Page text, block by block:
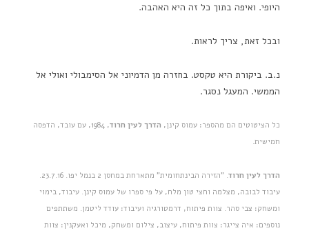
היופי. ואיפה בתוך כל זה היא האהבה.
ובכל זאת, צריך לראות.
נ.ב. ביקורת היא טקסט. בחזרה מן הדמיוני אל הסימבולי ואולי אל
הממשי. המעגל נסגר.
כל הציטוטים הם מהספר: עמוס קינן, הדרך לעין חרוד
, 1984, עם עובד, הדפסה
חמישית.
הדרך לעין חרוד
. "הזירה הבינתחומית" מתארחת במחסן 2 בנמל יפו. 23.7.16.
עיבוד לבובה, מצלמה וחצי טון מלח, על פי ספרו של עמוס קינן. עיבוד, בימוי
ומשחק: צבי סהר. צוות פיתוח, דרמטורגיה ועיבוד: עודד ליטמן. משתתפים
נוספים: איה צייגר: צוות פיתוח, עיצוב, צילום ומשחק, מיכל ואעקנין: צוות